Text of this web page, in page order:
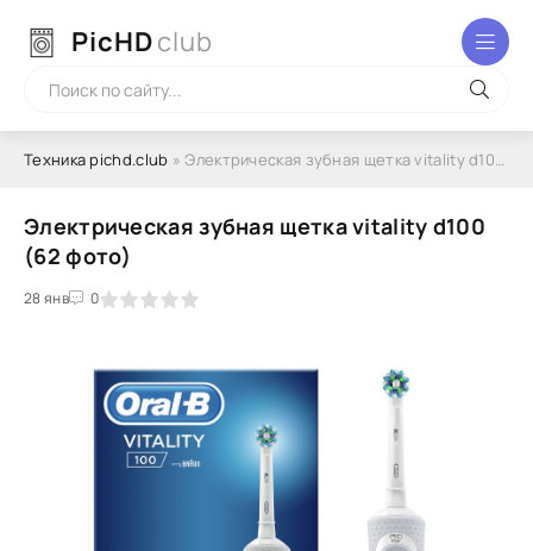
PicHDclub
Техника pichd.club » Электрическая зубная щетка vitality d100 (62 фото)
Электрическая зубная щетка vitality d100
(62 фото)
28 янв 0
3 4 5